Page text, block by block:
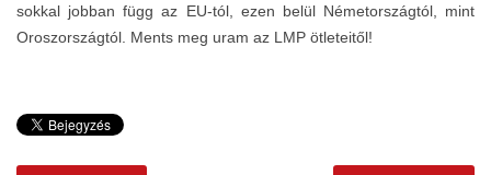
sokkal jobban függ az EU-tól, ezen belül Németországtól, mint
Oroszországtól. Ments meg uram az LMP ötleteitől!